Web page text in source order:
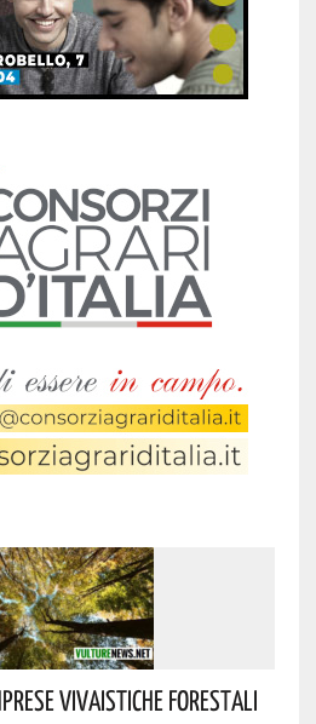
Vivaistiche Forestali